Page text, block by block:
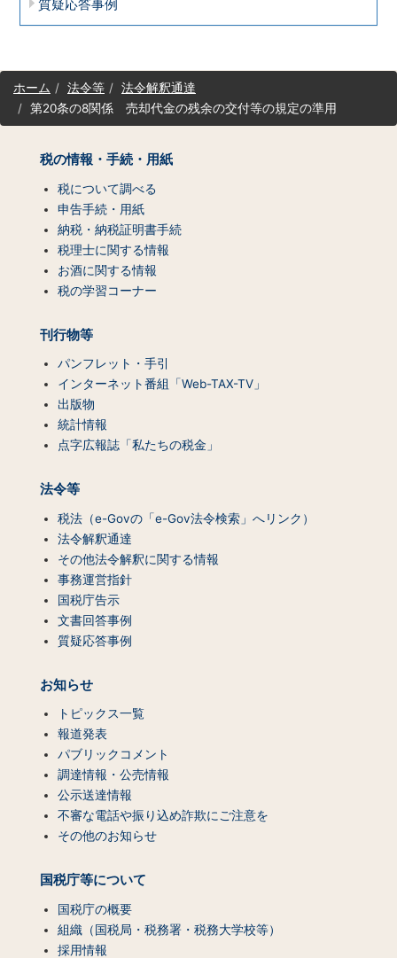
質疑応答事例
サ
イホーム 法令等
法令解釈通達
第20条の8関係 売却代金の残余の交付等の規定の準用
税の情報・手続・用紙
税について調べる
申告手続・用紙
納税・納税証明書手続
税理士に関する情報
お酒に関する情報
税の学習コーナー
刊行物等
パンフレット・手引
インターネット番組「Web-TAX-TV」
出版物
統計情報
点字広報誌「私たちの税金」
法令等
税法（e-Govの「e-Gov法令検索」へリンク）
法令解釈通達
その他法令解釈に関する情報
事務運営指針
国税庁告示
文書回答事例
質疑応答事例
お知らせ
トピックス一覧
報道発表
パブリックコメント
調達情報・公売情報
公示送達情報
不審な電話や振り込め詐欺にご注意を
その他のお知らせ
国税庁等について
国税庁の概要
組織（国税局・税務署・税務大学校等）
採用情報